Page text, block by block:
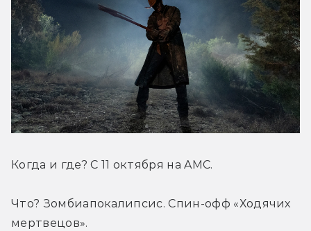
Когда и где? С 11 октября на AMC.
Что? Зомбиапокалипсис. Спин-офф «Ходячих
мертвецов».